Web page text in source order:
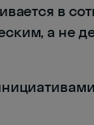
в
а не